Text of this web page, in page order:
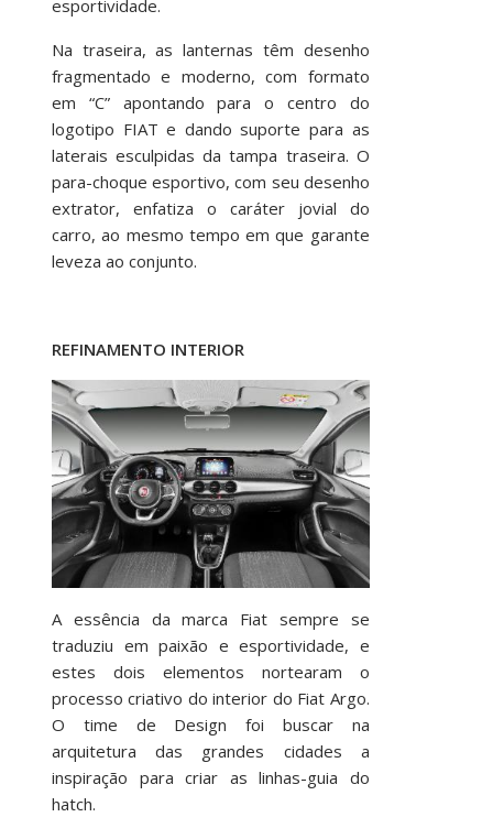
esportividade.
Na traseira, as lanternas têm desenho
fragmentado e moderno, com formato
em “C” apontando para o centro do
logotipo FIAT e dando suporte para as
laterais esculpidas da tampa traseira. O
para-choque esportivo, com seu desenho
extrator, enfatiza o caráter jovial do
carro, ao mesmo tempo em que garante
leveza ao conjunto.
REFINAMENTO INTERIOR
A essência da marca Fiat sempre se
traduziu em paixão e esportividade, e
estes dois elementos nortearam o
processo criativo do interior do Fiat Argo.
O time de Design foi buscar na
arquitetura das grandes cidades a
inspiração para criar as linhas-guia do
hatch.